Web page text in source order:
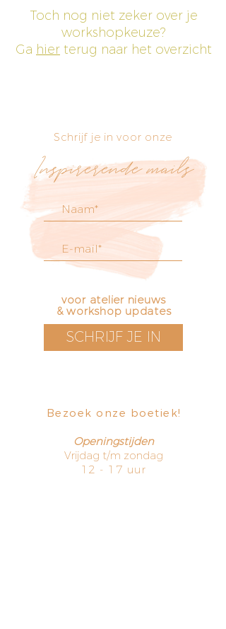
Toch nog niet zeker over je
workshopkeuze?
Ga hier terug naar het overzicht
Schrijf je in voor onze
Inspirerende mails
voor atelier nieuws
& workshop updates
SCHRIJF JE IN
Bezoek onze boetiek​!
Openingstijden
Vrijdag t/m zondag
12 - 17 uur